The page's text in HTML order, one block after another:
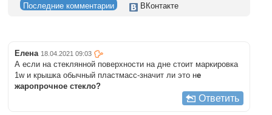
Последние комментарии ВКонтакте
Елена 18.04.2021 09:03
А если на стеклянной поверхности на дне стоит маркировка
1w и крышка обычный пластмасс-значит ли это не
жаропрочное стекло?
Ответить